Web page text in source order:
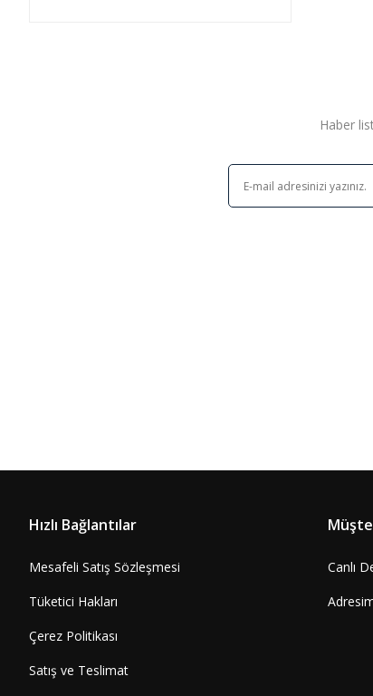
Haber
Hızlı Bağlantılar
Mesafeli Satış Sözleşmesi
Tüketici Hakları
Çerez Politikası
Satış ve Teslimat
Canlı